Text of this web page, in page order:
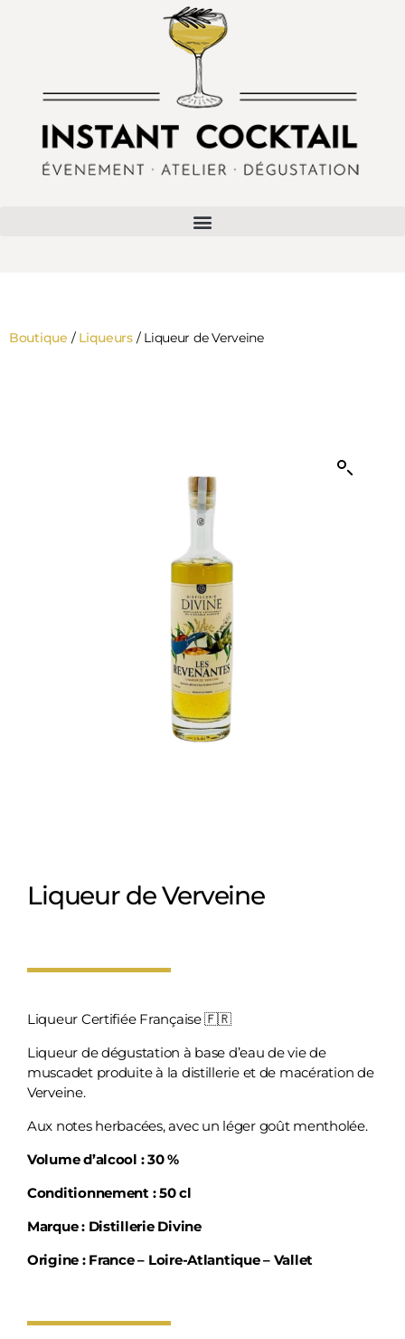
Boutique / Liqueurs/ Liqueur de Verveine
Liqueur de Verveine
Liqueur Certifiée Française 🇫🇷
Liqueur de dégustation à base d’eau de vie de
muscadet produite à la distillerie et de macération de
Verveine.
Aux notes herbacées, avec un léger goût mentholée.
Volume d’alcool : 30 %
Conditionnement : 50 cl
Marque : Distillerie Divine
Origine : France – Loire-Atlantique – Vallet